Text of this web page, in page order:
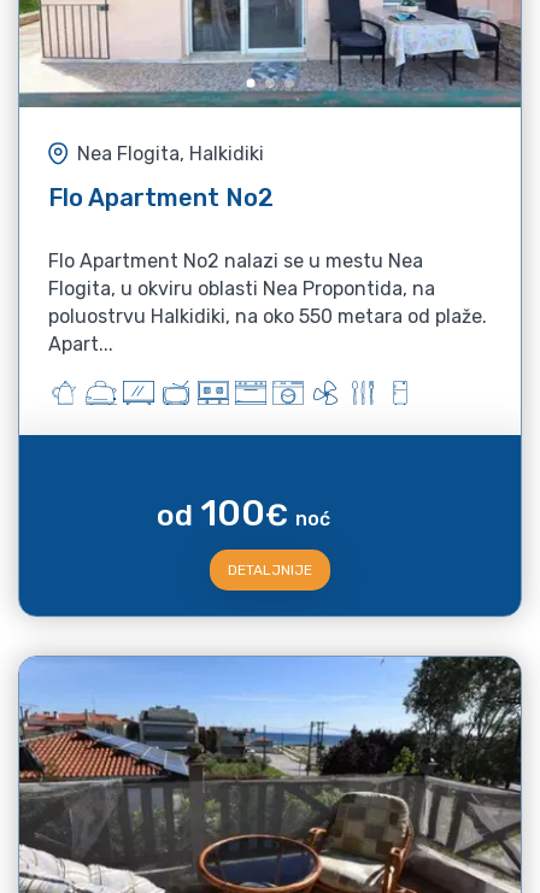
Nea Flogita, Halkidiki
Flo Apartment No2
Flo Apartment No2 nalazi se u mestu Nea
Flogita, u okviru oblasti Nea Propontida, na
poluostrvu Halkidiki, na oko 550 metara od plaže.
Apart...
od 100€ noć
DETALJNIJE